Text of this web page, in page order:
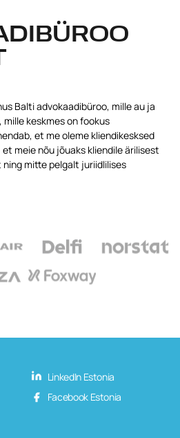
Balti advokaadibüroo, mille au ja
keskmes on fookus
et me oleme kliendikesksed
meie nõu jõuaks kliendile ärilisest
mitte pelgalt juriidlilises
LinkedIn Estonia
Facebook Estonia